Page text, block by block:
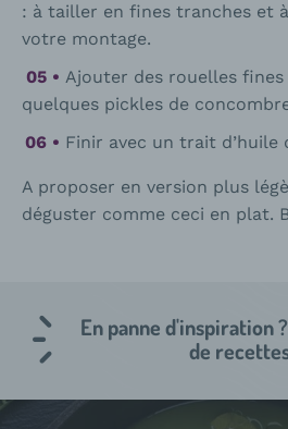
: à tailler en fines tranches et
votre montage.
Ajouter des rouelles fines
quelques pickles de
Finir avec un trait d’huile
A proposer en version plus
déguster comme ceci en plat.
En panne d'inspiration
de